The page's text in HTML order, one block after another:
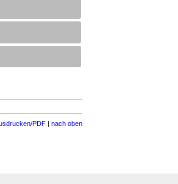
PDF | nach oben